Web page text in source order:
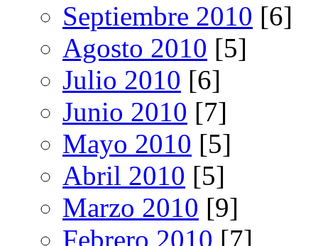
Septiembre 2010 [6]
Agosto 2010 [5]
Julio 2010 [6]
Junio 2010 [7]
Mayo 2010 [5]
Abril 2010 [5]
Marzo 2010 [9]
Febrero 2010 [7]